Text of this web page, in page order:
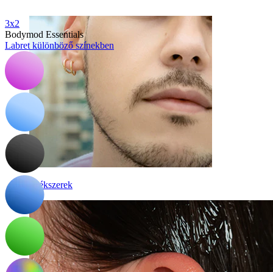
Álékszerek
3x2
Bodymod Essentials
Labret különböző színekben